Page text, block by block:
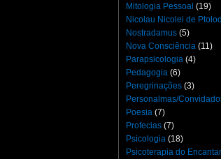
Mitologia Pessoal (19)
Nicolau Nicolei de
Nostradamus (5)
Nova Consciência (11)
Parapsicologia (4)
Pedagogia (6)
Peregrinações (3)
Personalmas/
Poesia (7)
Profecias (7)
Psicologia (18)
Psicoterapia do